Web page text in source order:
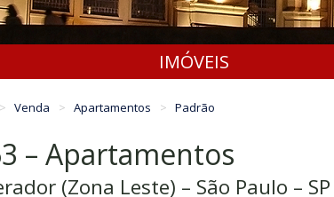
IMÓVEIS
Venda Apartamentos Padrão
– Apartamentos
(Zona Leste) – São Paulo – SP